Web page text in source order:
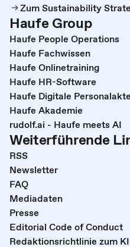
Zum Sustainability
Haufe Group
Haufe People Operations
Haufe Fachwissen
Haufe Onlinetraining
Haufe HR-Software
Haufe Digitale Personalakte
Haufe Akademie
rudolf.ai - Haufe meets AI
Weiterführende
RSS
Newsletter
FAQ
Mediadaten
Presse
Editorial Code of Conduct
Redaktionsrichtlinie zum